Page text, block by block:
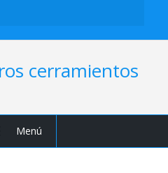
cerramientos
Menú